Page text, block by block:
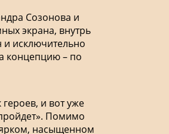
Созонова и
экрана, внутрь
и исключительно
концепцию – по
и вот уже
Помимо
ярком, насыщенном